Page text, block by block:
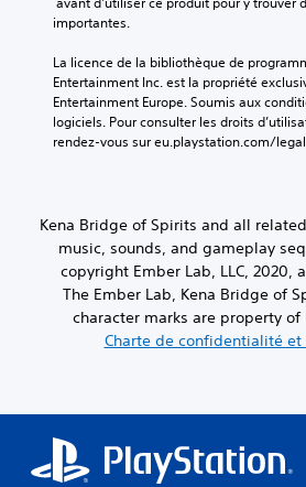
importantes.
La licence de la bibliothèque de
Entertainment Inc. est la propriété
Entertainment Europe. Soumis aux
logiciels. Pour consulter les droits
rendez-vous sur eu.playstation.com/
Kena Bridge of Spirits and all
music, sounds, and gameplay
copyright Ember Lab, LLC, 2020,
The Ember Lab, Kena Bridge of
character marks are property of
Charte de confidentialité et